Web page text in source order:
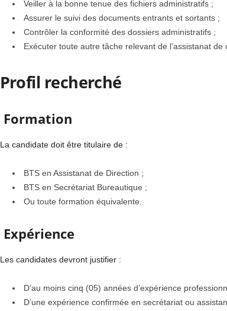
Veiller à la bonne tenue des fichiers administratifs ;
Assurer le suivi des documents entrants et sortants ;
Contrôler la conformité des dossiers administratifs ;
Exécuter toute autre tâche relevant de l’assistanat de
Profil recherché
Formation
La candidate doit être titulaire de :
BTS en Assistanat de Direction ;
BTS en Secrétariat Bureautique ;
Ou toute formation équivalente.
Expérience
Les candidates devront justifier :
D’au moins cinq (05) années d’expérience
D’une expérience confirmée en secrétariat ou